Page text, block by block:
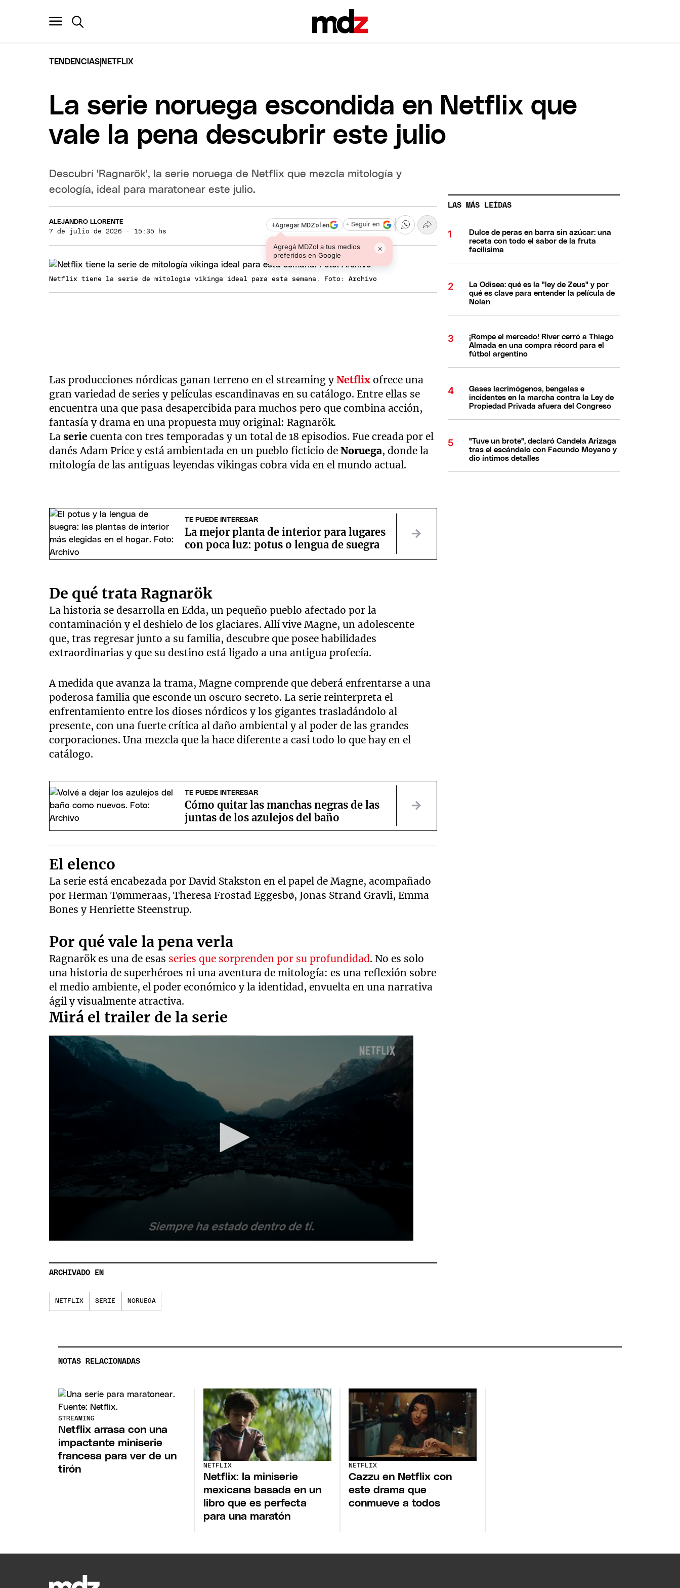
TENDENCIAS NETFLIX
La serie noruega escondida en Netflix que
vale la pena descubrir este julio
Descubrí 'Ragnarök', la serie noruega de Netflix que mezcla mitología y
ecología, ideal para maratonear este julio.
ALEJANDRO LLORENTE
7 de julio de 2026 · 15:35 hs
+Agregar MDZol en
Agregá MDZol a tus medios
preferidos en Google
×
+ Seguir en
Netflix tiene la serie de mitología vikinga ideal para esta semana. Foto: Archivo
Las producciones nórdicas ganan terreno en el streaming yNetflixofrece una
gran variedad de series y películas escandinavas en su catálogo. Entre ellas se
encuentra una que pasa desapercibida para muchos pero que combina acción,
fantasía y drama en una propuesta muy original: Ragnarök.
Laseriecuenta con tres temporadas y un total de 18 episodios. Fue creada por el
danés Adam Price y está ambientada en un pueblo ficticio deNoruega, donde la
mitología de las antiguas leyendas vikingas cobra vida en el mundo actual.
TE PUEDE INTERESAR
La mejor planta de interior para lugares
con poca luz: potus o lengua de suegra
De qué trata Ragnarök
La historia se desarrolla en Edda, un pequeño pueblo afectado por la
contaminación y el deshielo de los glaciares. Allí vive Magne, un adolescente
que, tras regresar junto a su familia, descubre que posee habilidades
extraordinarias y que su destino está ligado a una antigua profecía.
A medida que avanza la trama, Magne comprende que deberá enfrentarse a una
poderosa familia que esconde un oscuro secreto. La serie reinterpreta el
enfrentamiento entre los dioses nórdicos y los gigantes trasladándolo al
presente, con una fuerte crítica al daño ambiental y al poder de las grandes
corporaciones. Una mezcla que la hace diferente a casi todo lo que hay en el
catálogo.
TE PUEDE INTERESAR
Cómo quitar las manchas negras de las
juntas de los azulejos del baño
El elenco
La serie está encabezada por David Stakston en el papel de Magne, acompañado
por Herman Tømmeraas, Theresa Frostad Eggesbø, Jonas Strand Gravli, Emma
Bones y Henriette Steenstrup.
Por qué vale la pena verla
Ragnarök es una de esas series que sorprenden por su profundidad. No es solo
una historia de superhéroes ni una aventura de mitología: es una reflexión sobre
el medio ambiente, el poder económico y la identidad, envuelta en una narrativa
ágil y visualmente atractiva.
Mirá el trailer de la serie
ARCHIVADO EN
NETFLIX SERIE NORUEGA
LAS MÁS LEÍDAS
Dulce de peras en barra sin azúcar: una
receta con todo el sabor de la fruta
facilísima
La Odisea: qué es la "ley de Zeus" y por
qué es clave para entender la película de
Nolan
¡Rompe el mercado! River cerró a Thiago
Almada en una compra récord para el
fútbol argentino
Gases lacrimógenos, bengalas e
incidentes en la marcha contra la Ley de
Propiedad Privada afuera del Congreso
"Tuve un brote", declaró Candela Arizaga
tras el escándalo con Facundo Moyano y
dio íntimos detalles
NOTAS RELACIONADAS
STREAMING
Netflix arrasa con una
impactante miniserie
francesa para ver de un
tirón
NETFLIX
Netflix: la miniserie
mexicana basada en un
libro que es perfecta
para una maratón
NETFLIX
Cazzu en Netflix con
este drama que
conmueve a todos